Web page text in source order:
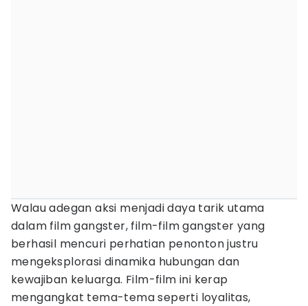
Walau adegan aksi menjadi daya tarik utama
dalam film gangster, film-film gangster yang
berhasil mencuri perhatian penonton justru
mengeksplorasi dinamika hubungan dan
kewajiban keluarga. Film-film ini kerap
mengangkat tema-tema seperti loyalitas,